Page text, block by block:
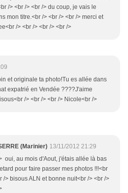
/> <br /> <br /> du coup, je vais le
mon titre.<br /> <br /> <br /> merci et
/> <br /> <br /> <br />
et originale ta photo!Tu es allée dans
expatrié en Vendée ????J'aime
/> <br /> <br /> Nicole<br />
(Marinier) 13/11/2012 21:29
oui, au mois d'Aout, j'étais allée là bas
pour faire passer mes photos !!!<br
/> bisous ALN et bonne nuit<br /> <br />